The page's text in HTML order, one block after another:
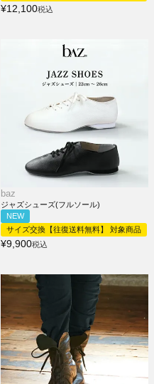
¥12,100税込
baz
ジャズシューズ(フルソール)
NEW
サイズ交換【往復送料無料】 対象商品
¥9,900税込